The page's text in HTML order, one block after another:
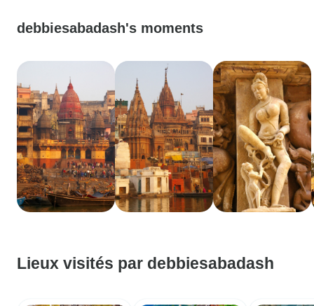
debbiesabadash's moments
Lieux visités par debbiesabadash